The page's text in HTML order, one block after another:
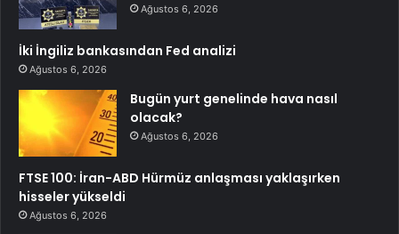
Ağustos 6, 2026
İki İngiliz bankasından Fed analizi
Ağustos 6, 2026
Bugün yurt genelinde hava nasıl
olacak?
Ağustos 6, 2026
FTSE 100: İran-ABD Hürmüz anlaşması yaklaşırken
hisseler yükseldi
Ağustos 6, 2026